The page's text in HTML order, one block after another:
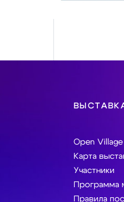
Open
Карта
Участники
Программа
Правила